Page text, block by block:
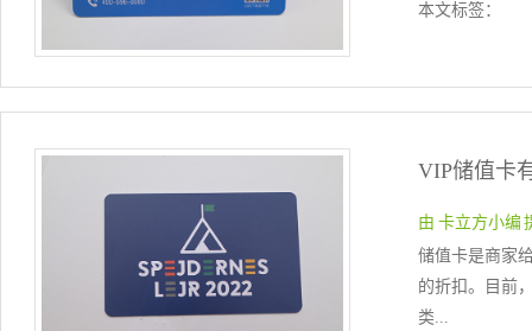
本文标签：
VIP储值卡
由 卡立方小编
储值卡是商家
的折扣。目前
类...